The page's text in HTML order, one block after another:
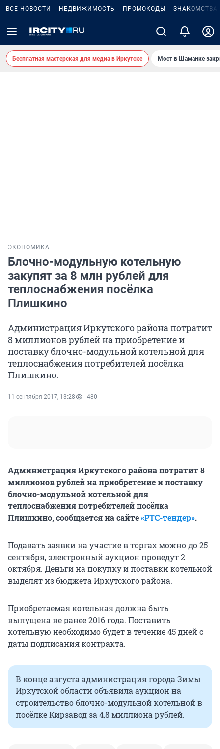
ВСЕ НОВОСТИ НЕДВИЖИМОСТЬ ПРОМОКОДЫ ЗНАКОМСТВА
Бесплатная мастерская для медиа в Иркутске Мост в Шаманке
ЭКОНОМИКА
Блочно-модульную котельную
закупят за 8 млн рублей для
теплоснабжения посёлка
Плишкино
Администрация Иркутского района потратит
8 миллионов рублей на приобретение и
поставку блочно-модульной котельной для
теплоснабжения потребителей посёлка
Плишкино.
11 сентября 2017, 13:28 480
Администрация Иркутского района потратит 8
миллионов рублей на приобретение и поставку
блочно-модульной котельной для
теплоснабжения потребителей посёлка
Плишкино, сообщается на сайте«РТС-тендер».
Подавать заявки на участие в торгах можно до 25
сентября, электронный аукцион проведут 2
октября. Деньги на покупку и поставки котельной
выделят из бюджета Иркутского района.
Приобретаемая котельная должна быть
выпущена не ранее 2016 года. Поставить
котельную необходимо будет в течение 45 дней с
даты подписания контракта.
В конце августа администрация города Зимы
Иркутской области объявила аукцион на
строительство блочно-модульной котельной в
посёлке Кирзавод за 4,8 миллиона рублей.